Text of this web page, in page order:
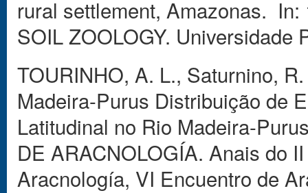
rural settlement, Amazonas.
SOIL ZOOLOGY. Universidade
TOURINHO, A. L., Saturnino,
Madeira-Purus Distribuição de
Latitudinal no Rio Madeira-
DE ARACNOLOGÍA. Anais do
Aracnología, VI Encuentro de